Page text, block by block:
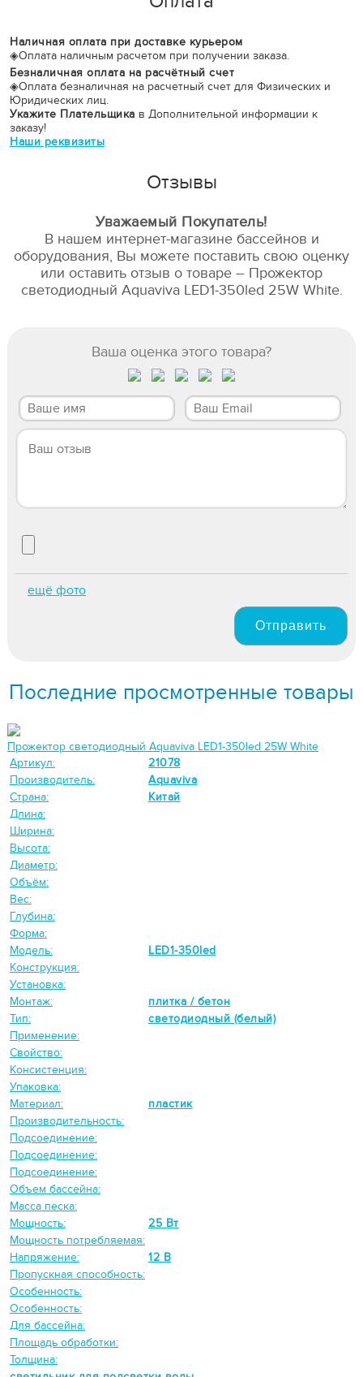
Наличная оплата при доставке курьером
◈Оплата наличным расчетом при получении заказа.
Безналичная оплата на расчётный счет
◈Оплата безналичная на расчетный счет для Физических и
Юридических лиц.
Укажите Плательщика в Дополнительной информации к
заказу!
Наши реквизиты
Отзывы
Уважаемый Покупатель!
В нашем интернет-магазине бассейнов и
оборудования, Вы можете поставить свою оценку
или оставить отзыв о товаре – Прожектор
светодиодный Aquaviva LED1-350led 25W White.
Ваша оценка этого товара?
ещё фото
Отправить
Последние просмотренные товары
Прожектор светодиодный Aquaviva LED1-350led 25W White
Артикул:
21078
Производитель:
Aquaviva
Страна:
Китай
Длина:
Ширина:
Высота:
Диаметр:
Объём:
Вес:
Глубина:
Форма:
Модель:
LED1-350led
Конструкция:
Установка:
Монтаж:
плитка / бетон
Тип:
светодиодный (белый)
Применение:
Свойство:
Консистенция:
Упаковка:
Материал:
пластик
Производительность:
Подсоединение:
Подсоединение:
Подсоединение:
Объем бассейна:
Масса песка:
Мощность:
25 Вт
Мощность потребляемая:
Напряжение:
12 В
Пропускная способность:
Особенность:
Особенность:
Для бассейна:
Площадь обработки:
Толщина: